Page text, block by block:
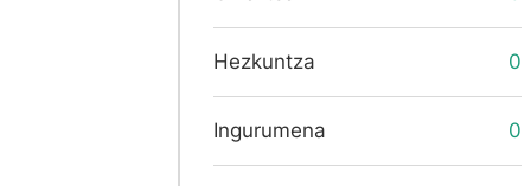
Hezkuntza 0
Ingurumena 0